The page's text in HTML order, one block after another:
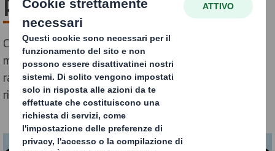
Crediamo che sostituire la plastica del packaging con
materiali a base di fibre completamente rinnovabili
rappresenti l’alternativa sostenibile che i consumatori
richiedono e ricercano attivamente.